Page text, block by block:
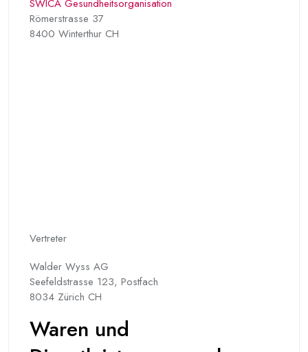
SWICA Gesundheitsorganisation
Römerstrasse 37
8400 Winterthur CH
Vertreter
Walder Wyss AG
Seefeldstrasse 123, Postfach
8034 Zürich CH
Waren und